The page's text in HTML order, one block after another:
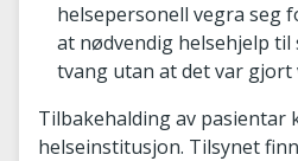
helsepersonell vegra seg
at nødvendig helsehjelp
tvang utan at det var gjort
Tilbakehalding av pasientar
helseinstitusjon. Tilsynet